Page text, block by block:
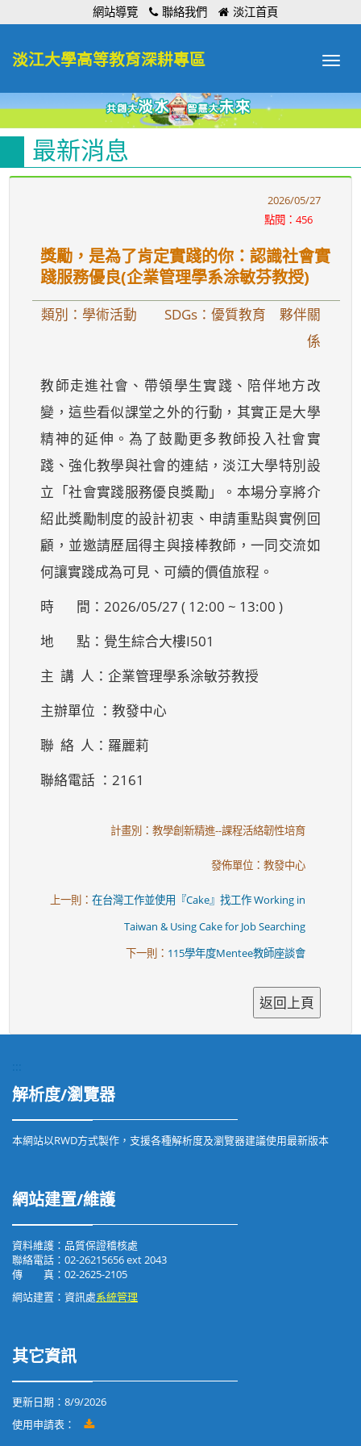
網站導覽 聯絡我們 淡江首頁
Toggle
淡江大學高等教育深耕專區
最新消息
2026/05/27
點閱：456
獎勵，是為了肯定實踐的你：認識社會實
踐服務優良(企業管理學系涂敏芬教授)
類別：學術活動
SDGs：優質教育 夥伴關
係
教師走進社會、帶領學生實踐、陪伴地方改
變，這些看似課堂之外的行動，其實正是大學
精神的延伸。為了鼓勵更多教師投入社會實
踐、強化教學與社會的連結，淡江大學特別設
立「社會實踐服務優良獎勵」。本場分享將介
紹此獎勵制度的設計初衷、申請重點與實例回
顧，並邀請歷屆得主與接棒教師，一同交流如
何讓實踐成為可見、可續的價值旅程。
時 間：2026/05/27 ( 12:00 ~ 13:00 )
地 點：覺生綜合大樓I501
主 講 人：企業管理學系涂敏芬教授
主辦單位 ：教發中心
聯 絡 人：羅麗莉
聯絡電話 ：2161
計畫別：教學創新精進--課程活絡韌性培育
發佈單位：教發中心
上一則：在台灣工作並使用『Cake』找工作 Working in
Taiwan & Using Cake for Job Searching
下一則： 115學年度Mentee教師座談會
解析度/瀏覽器
本網站以RWD方式製作，支援各種解析度及瀏覽器建議使用最新版本
網站建置/維護
資料維護：品質保證稽核處
聯絡電話：02-26215656 ext 2043
傳 真：02-2625-2105
網站建置：資訊處系統管理
其它資訊
更新日期： 8/9/2026
使用申請表：